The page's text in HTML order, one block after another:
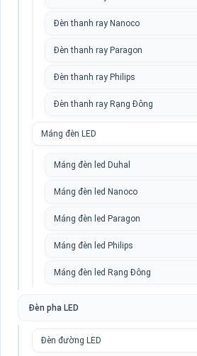
Đèn thanh ray Nanoco
Đèn thanh ray Paragon
Đèn thanh ray Philips
Đèn thanh ray Rạng Đông
Máng đèn LED
Máng đèn led Duhal
Máng đèn led Nanoco
Máng đèn led Paragon
Máng đèn led Philips
Máng đèn led Rạng Đông
Đèn pha LED
Đèn đường LED